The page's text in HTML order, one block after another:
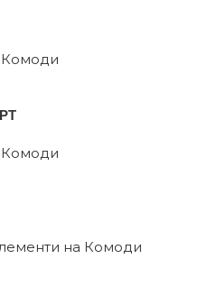
Комоди
Комоди
на Комоди